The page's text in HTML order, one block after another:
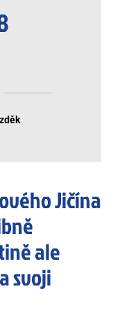
Jičína
ale
svoji